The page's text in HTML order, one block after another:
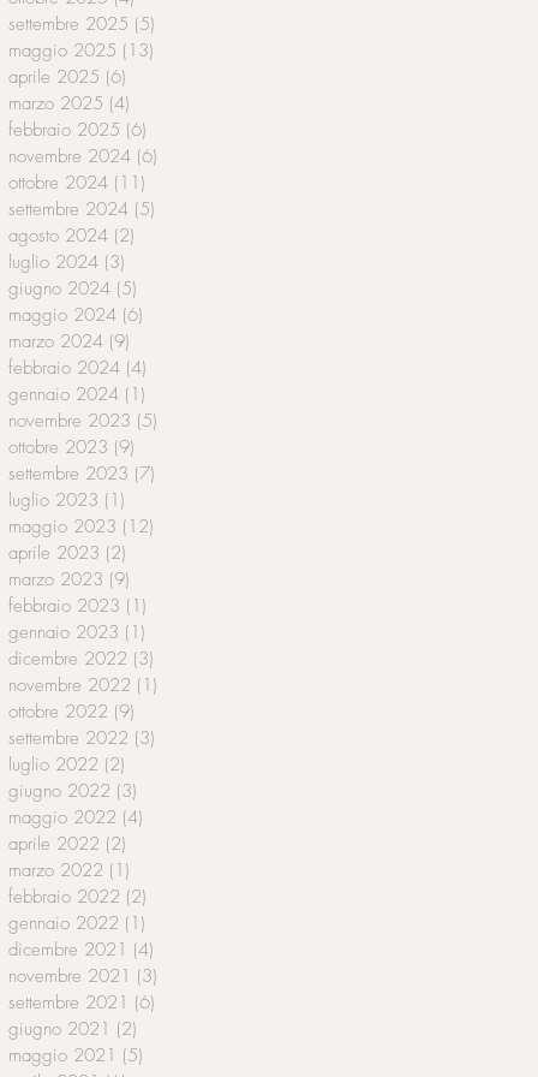
settembre 2025 (5)
maggio 2025 (13)
aprile 2025 (6)
marzo 2025 (4)
febbraio 2025 (6)
novembre 2024 (6)
ottobre 2024 (11)
settembre 2024 (5)
agosto 2024 (2)
luglio 2024 (3)
giugno 2024 (5)
maggio 2024 (6)
marzo 2024 (9)
febbraio 2024 (4)
gennaio 2024 (1)
novembre 2023 (5)
ottobre 2023 (9)
settembre 2023 (7)
luglio 2023 (1)
maggio 2023 (12)
aprile 2023 (2)
marzo 2023 (9)
febbraio 2023 (1)
gennaio 2023 (1)
dicembre 2022 (3)
novembre 2022 (1)
ottobre 2022 (9)
settembre 2022 (3)
luglio 2022 (2)
giugno 2022 (3)
maggio 2022 (4)
aprile 2022 (2)
marzo 2022 (1)
febbraio 2022 (2)
gennaio 2022 (1)
dicembre 2021 (4)
novembre 2021 (3)
settembre 2021 (6)
giugno 2021 (2)
maggio 2021 (5)